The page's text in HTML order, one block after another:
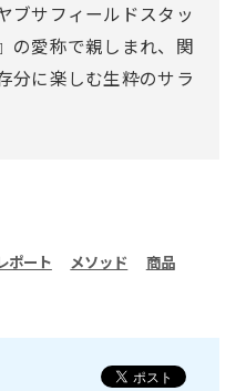
ブサフィールドスタッ
の愛称で親しまれ、関
分に楽しむ生粋のサラ
ポート メソッド
商品